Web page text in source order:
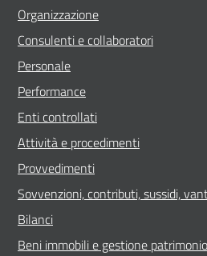
Organizzazione
Consulenti e collaboratori
Personale
Performance
Enti controllati
Attività e procedimenti
Provvedimenti
Sovvenzioni, contributi, sussidi,
Bilanci
Beni immobili e gestione patrimonio